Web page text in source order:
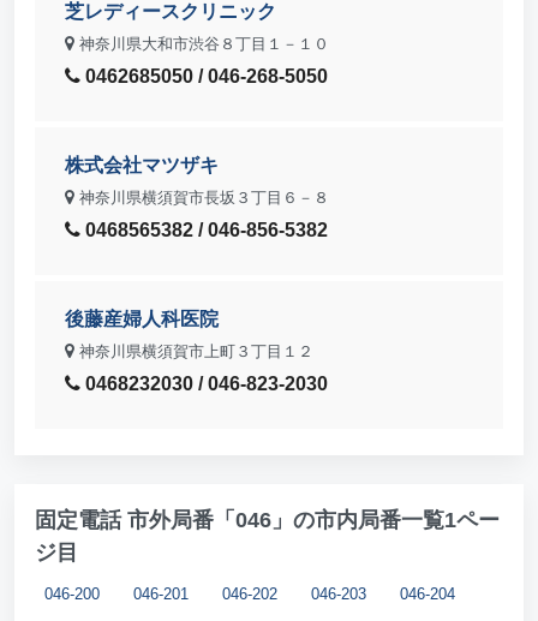
芝レディースクリニック
神奈川県大和市渋谷８丁目１－１０
0462685050 / 046-268-5050
株式会社マツザキ
神奈川県横須賀市長坂３丁目６－８
0468565382 / 046-856-5382
後藤産婦人科医院
神奈川県横須賀市上町３丁目１２
0468232030 / 046-823-2030
固定電話 市外局番「046」の市内局番一覧1ペー
ジ目
046-200 046-201 046-202 046-203 046-204